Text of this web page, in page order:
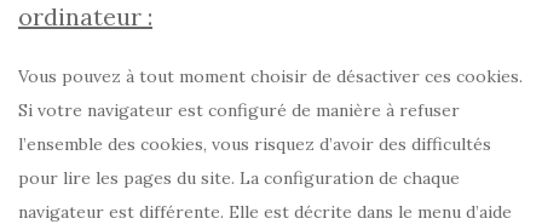
ordinateur :
Vous pouvez à tout moment choisir de désactiver ces cookies.
Si votre navigateur est configuré de manière à refuser
l’ensemble des cookies, vous risquez d’avoir des difficultés
pour lire les pages du site. La configuration de chaque
navigateur est différente. Elle est décrite dans le menu d’aide